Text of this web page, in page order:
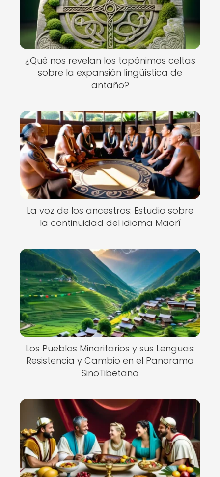
¿Qué nos revelan los topónimos celtas
sobre la expansión lingüística de
antaño?
La voz de los ancestros: Estudio sobre
la continuidad del idioma Maorí
Los Pueblos Minoritarios y sus Lenguas:
Resistencia y Cambio en el Panorama
SinoTibetano